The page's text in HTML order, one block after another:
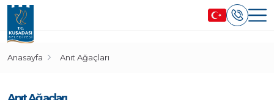
Anasayfa Anıt Ağaçları